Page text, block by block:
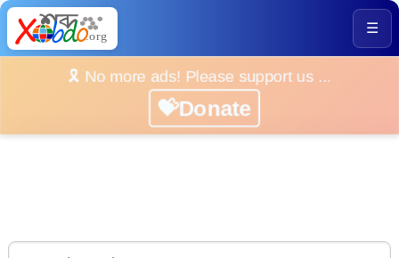
☰
🎗️ No more ads! Please support us ...
💝Donate